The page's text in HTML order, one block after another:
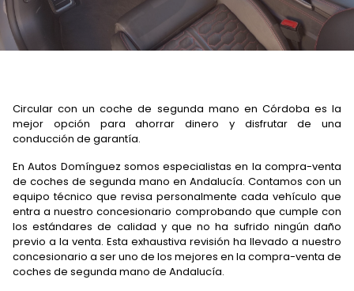
Circular con un coche de segunda mano en Córdoba es la
mejor opción para ahorrar dinero y disfrutar de una
conducción de garantía.
En Autos Domínguez somos especialistas en la compra-venta
de coches de segunda mano en Andalucía. Contamos con un
equipo técnico que revisa personalmente cada vehículo que
entra a nuestro concesionario comprobando que cumple con
los estándares de calidad y que no ha sufrido ningún daño
previo a la venta. Esta exhaustiva revisión ha llevado a nuestro
concesionario a ser uno de los mejores en la compra-venta de
coches de segunda mano de Andalucía.